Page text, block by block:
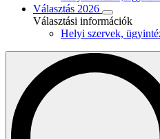
Választás 2026
Választási információk
Helyi szervek,